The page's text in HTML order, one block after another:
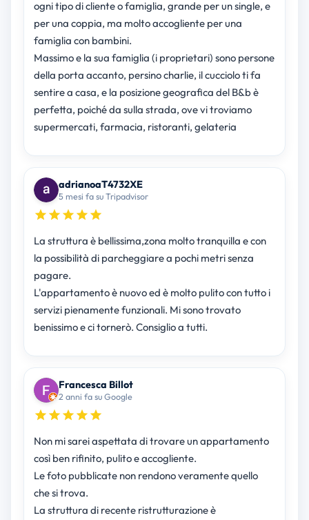
ogni tipo di cliente o famiglia, grande per un single, e
per una coppia, ma molto accogliente per una
famiglia con bambini.
Massimo e la sua famiglia (i proprietari) sono persone
della porta accanto, persino charlie, il cucciolo ti fa
sentire a casa, e la posizione geografica del B&b è
perfetta, poiché da sulla strada, ove vi troviamo
supermercati, farmacia, ristoranti, gelateria
adrianoaT4732XE
5 mesi fa su Tripadvisor
La struttura è bellissima,zona molto tranquilla e con
la possibilità di parcheggiare a pochi metri senza
pagare.
L'appartamento è nuovo ed è molto pulito con tutto i
servizi pienamente funzionali. Mi sono trovato
benissimo e ci tornerò. Consiglio a tutti.
Francesca Billot
2 anni fa su Google
Non mi sarei aspettata di trovare un appartamento
così ben rifinito, pulito e accogliente.
Le foto pubblicate non rendono veramente quello
che si trova.
La struttura di recente ristrutturazione è